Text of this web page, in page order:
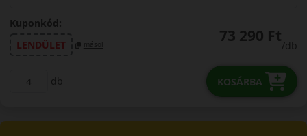
Kuponkód:
LENDÜLET
másol 73 290 Ft
/db
db KOSÁRBA